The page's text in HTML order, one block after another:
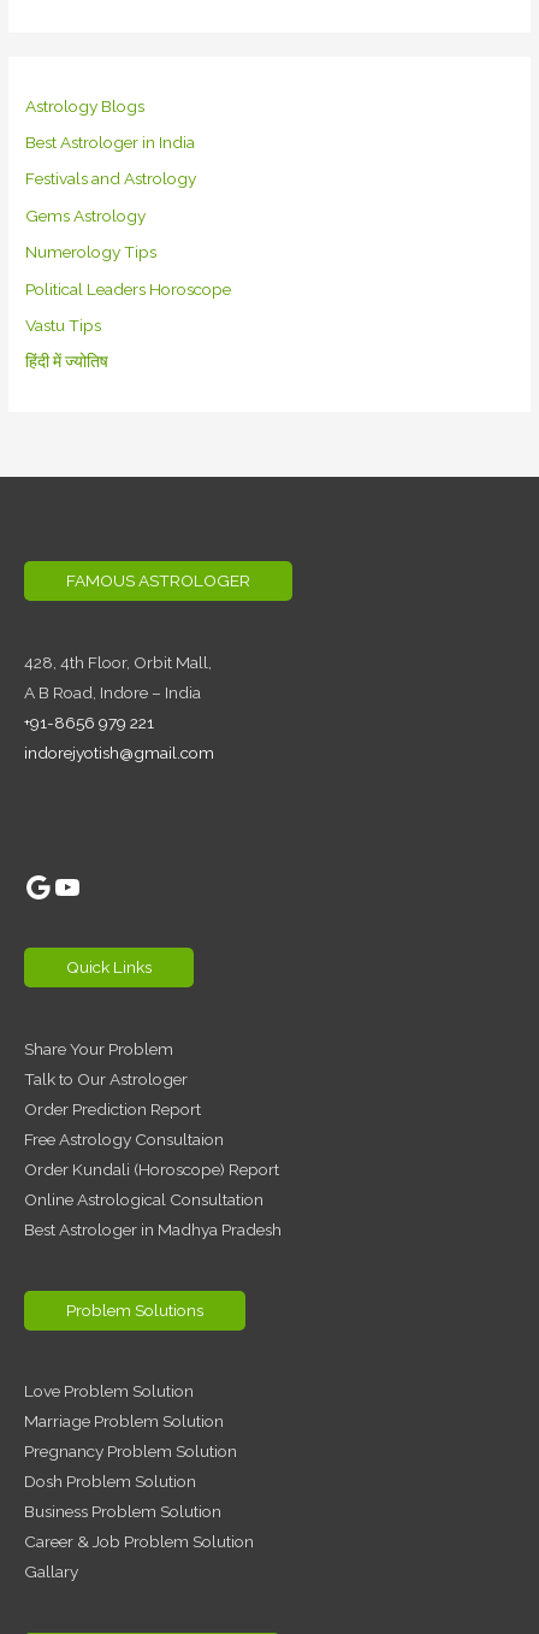
Astrology Blogs
Best Astrologer in India
Festivals and Astrology
Gems Astrology
Numerology Tips
Political Leaders Horoscope
Vastu Tips
हिंदी में ज्योतिष
FAMOUS ASTROLOGER
428, 4th Floor, Orbit Mall,
A B Road, Indore – India
+91-8656 979 221
indorejyotish@gmail.com
Google
YouTube
Quick Links
Share Your Problem
Talk to Our Astrologer
Order Prediction Report
Free Astrology Consultaion
Order Kundali (Horoscope) Report
Online Astrological Consultation
Best Astrologer in Madhya Pradesh
Problem Solutions
Love Problem Solution
Marriage Problem Solution
Pregnancy Problem Solution
Dosh Problem Solution
Business Problem Solution
Career & Job Problem Solution
Gallary